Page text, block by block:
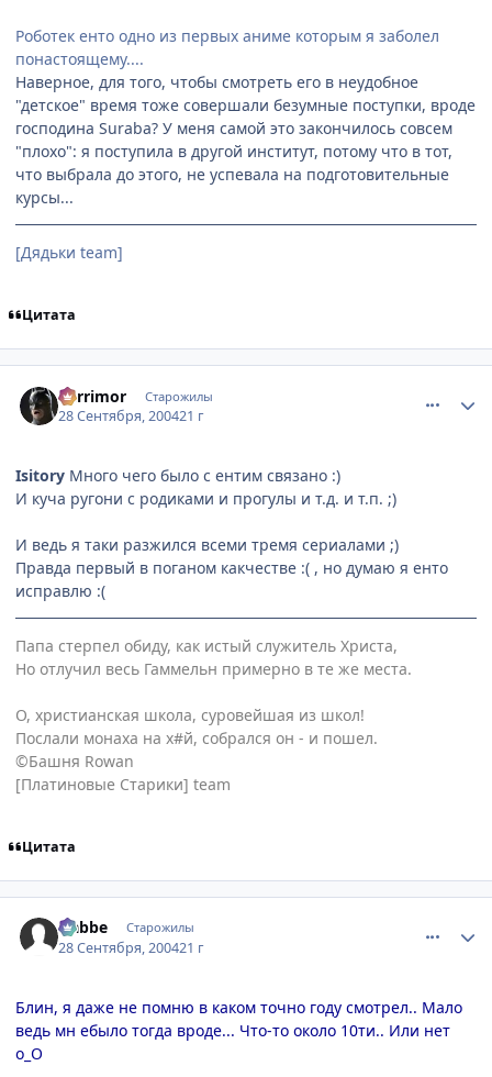
Роботек енто одно из первых аниме которым я заболел
понастоящему....
Наверное, для того, чтобы смотреть его в неудобное
"детское" время тоже совершали безумные поступки, вроде
господина Suraba? У меня самой это закончилось совсем
"плохо": я поступила в другой институт, потому что в тот,
что выбрала до этого, не успевала на подготовительные
курсы...
[Дядьки team]
Цитата
Berrimor Старожилы
28 Сентября, 200421 г
Isitory Много чего было с ентим связано :)
И куча ругони с родиками и прогулы и т.д. и т.п. ;)
И ведь я таки разжился всеми тремя сериалами ;)
Правда первый в поганом какчестве :( , но думаю я енто
исправлю :(
Папа стерпел обиду, как истый служитель Христа,
Но отлучил весь Гаммельн примерно в те же места.
О, христианская школа, суровейшая из школ!
Послали монаха на х#й, собрался он - и пошел.
©Башня Rowan
[Платиновые Старики] team
Цитата
Nabbe Старожилы
28 Сентября, 200421 г
Блин, я даже не помню в каком точно году смотрел.. Мало
ведь мн ебыло тогда вроде... Что-то около 10ти.. Или нет
o_O